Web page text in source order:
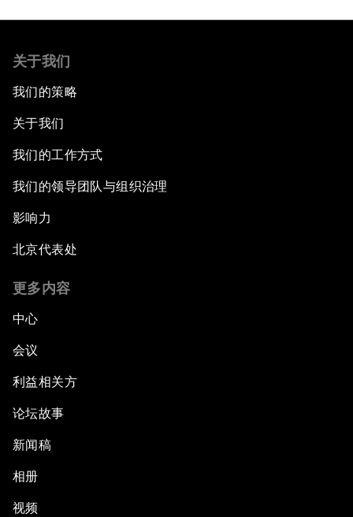
关于我们
我们的策略
关于我们
我们的工作方式
我们的领导团队与组织治理
影响力
北京代表处
更多内容
中心
会议
利益相关方
论坛故事
新闻稿
相册
视频